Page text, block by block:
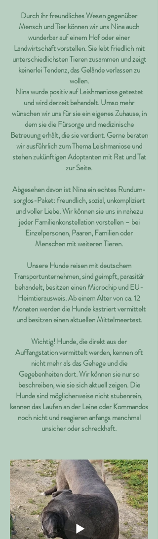
Durch ihr freundliches Wesen gegenüber
Mensch und Tier können wir uns Nina auch
wunderbar auf einem Hof oder einer
Landwirtschaft vorstellen. Sie lebt friedlich mit
unterschiedlichsten Tieren zusammen und zeigt
keinerlei Tendenz, das Gelände verlassen zu
wollen.
Nina wurde positiv auf Leishmaniose getestet
und wird derzeit behandelt. Umso mehr
wünschen wir uns für sie ein eigenes Zuhause, in
dem sie die Fürsorge und medizinische
Betreuung erhält, die sie verdient. Gerne beraten
wir ausführlich zum Thema Leishmaniose und
stehen zukünftigen Adoptanten mit Rat und Tat
zur Seite.
Abgesehen davon ist Nina ein echtes Rundum-
sorglos-Paket: freundlich, sozial, unkompliziert
und voller Liebe. Wir können sie uns in nahezu
jeder Familienkonstellation vorstellen – bei
Einzelpersonen, Paaren, Familien oder
Menschen mit weiteren Tieren.
Unsere Hunde reisen mit deutschem
Transportunternehmen, sind geimpft, parasitär
behandelt, besitzen einen Microchip und EU-
Heimtierausweis. Ab einem Alter von ca. 12
Monaten werden die Hunde kastriert vermittelt
und besitzen einen aktuellen Mittelmeertest.
Wichtig! Hunde, die direkt aus der
Auffangstation vermittelt werden, kennen oft
nicht mehr als das Gehege und die
Gegebenheiten dort. Wir können sie nur so
beschreiben, wie sie sich aktuell zeigen. Die
Hunde sind möglicherweise nicht stubenrein,
kennen das Laufen an der Leine oder Kommandos
noch nicht und reagieren anfangs manchmal
unsicher oder schreckhaft.